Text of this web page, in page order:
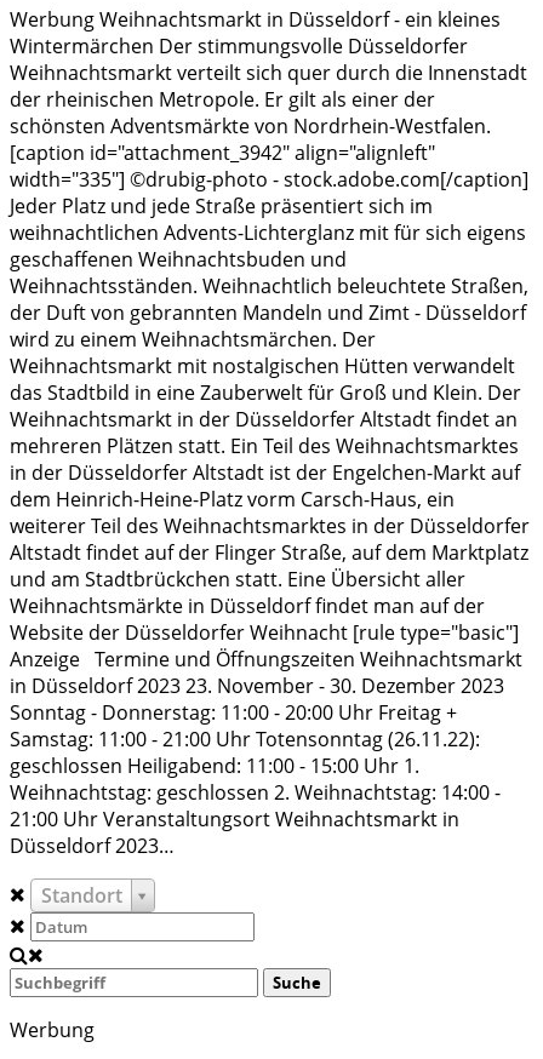
Werbung Weihnachtsmarkt in Düsseldorf - ein kleines
Wintermärchen Der stimmungsvolle Düsseldorfer
Weihnachtsmarkt verteilt sich quer durch die Innenstadt
der rheinischen Metropole. Er gilt als einer der
schönsten Adventsmärkte von Nordrhein-Westfalen.
[caption id="attachment_3942" align="alignleft"
width="335"] ©drubig-photo - stock.adobe.com[/caption]
Jeder Platz und jede Straße präsentiert sich im
weihnachtlichen Advents-Lichterglanz mit für sich eigens
geschaffenen Weihnachtsbuden und
Weihnachtsständen. Weihnachtlich beleuchtete Straßen,
der Duft von gebrannten Mandeln und Zimt - Düsseldorf
wird zu einem Weihnachtsmärchen. Der
Weihnachtsmarkt mit nostalgischen Hütten verwandelt
das Stadtbild in eine Zauberwelt für Groß und Klein. Der
Weihnachtsmarkt in der Düsseldorfer Altstadt findet an
mehreren Plätzen statt. Ein Teil des Weihnachtsmarktes
in der Düsseldorfer Altstadt ist der Engelchen-Markt auf
dem Heinrich-Heine-Platz vorm Carsch-Haus, ein
weiterer Teil des Weihnachtsmarktes in der Düsseldorfer
Altstadt findet auf der Flinger Straße, auf dem Marktplatz
und am Stadtbrückchen statt. Eine Übersicht aller
Weihnachtsmärkte in Düsseldorf findet man auf der
Website der Düsseldorfer Weihnacht [rule type="basic"]
Anzeige Termine und Öffnungszeiten Weihnachtsmarkt
in Düsseldorf 2023 23. November - 30. Dezember 2023
Sonntag - Donnerstag: 11:00 - 20:00 Uhr Freitag +
Samstag: 11:00 - 21:00 Uhr Totensonntag (26.11.22):
geschlossen Heiligabend: 11:00 - 15:00 Uhr 1.
Weihnachtstag: geschlossen 2. Weihnachtstag: 14:00 -
21:00 Uhr Veranstaltungsort Weihnachtsmarkt in
Düsseldorf 2023…
Standort
Suche
Werbung